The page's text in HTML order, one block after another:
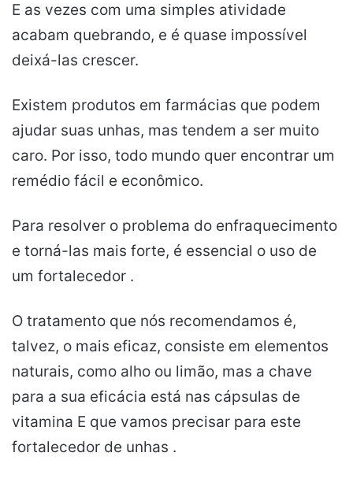
E as vezes com uma simples atividade
acabam quebrando, e é quase impossível
deixá-las crescer.
Existem produtos em farmácias que podem
ajudar suas unhas, mas tendem a ser muito
caro. Por isso, todo mundo quer encontrar um
remédio fácil e econômico.
Para resolver o problema do enfraquecimento
e torná-las mais forte, é essencial o uso de
um fortalecedor .
O tratamento que nós recomendamos é,
talvez, o mais eficaz, consiste em elementos
naturais, como alho ou limão, mas a chave
para a sua eficácia está nas cápsulas de
vitamina E que vamos precisar para este
fortalecedor de unhas .